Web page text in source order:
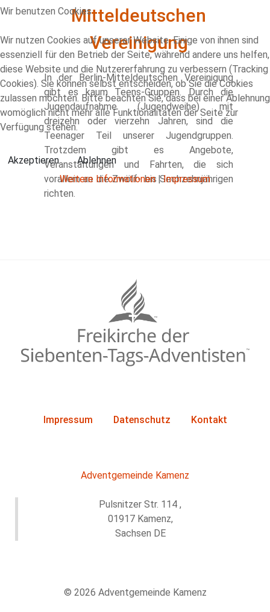
Mitteldeutschen
Vereinigung
In der Berlin-Mitteldeutschen Vereinigung
gibt es kaum Teens-Gruppen. Durch die
Jugendaufnahme (Jugendweihe) mit
dreizehn oder vierzehn Jahren, sind die
Teenager Teil unserer Jugendgruppen.
Trotzdem gibt es Angebote,
Veranstaltungen und Fahrten, die sich
vorallem an die Zwölf- bis Sechzehnjährigen
richten.
Impressum Datenschutz Kontakt
Adventgemeinde Kamenz
Pulsnitzer Str. 114 ,
01917 Kamenz,
Sachsen DE
© 2026 Adventgemeinde Kamenz
Wir benutzen Cookies
Wir nutzen Cookies auf unserer Website. Einige von ihnen sind
essenziell für den Betrieb der Seite, während andere uns helfen,
diese Website und die Nutzererfahrung zu verbessern (Tracking
Cookies). Sie können selbst entscheiden, ob Sie die Cookies
zulassen möchten. Bitte beachten Sie, dass bei einer Ablehnung
womöglich nicht mehr alle Funktionalitäten der Seite zur
Verfügung stehen.
Akzeptieren
Ablehnen
Weitere Informationen|Impressum